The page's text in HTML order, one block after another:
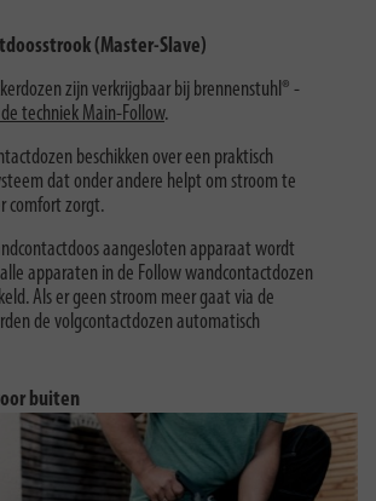
(Master-Slave)
zijn verkrijgbaar bij brennenstuhl® -
techniek Main-Follow.
beschikken over een praktisch
dat onder andere helpt om stroom te
comfort zorgt.
aangesloten apparaat wordt
apparaten in de Follow wandcontactdozen
Als er geen stroom meer gaat via de
de volgcontactdozen automatisch
buiten